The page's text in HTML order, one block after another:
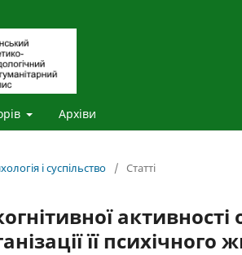
Архіви
і суспільство / Статті
активності
її психічного